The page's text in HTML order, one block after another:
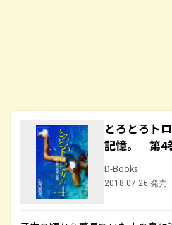
とろとろト
記憶。 第4
D-Books
2018.07.26 発売